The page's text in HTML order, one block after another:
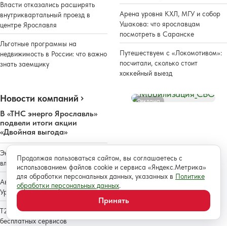
Власти отказались расширять
внутриквартальный проезд в
центре Ярославля
Льготные программы на
недвижимость в России: что важно
знать заемщику
Арена уровня КХЛ, МГУ и собор
Ушакова: что ярославцам
посмотреть в Саранске
Путешествуем с «Локомотивом»:
посчитали, сколько стоит
хоккейный выезд
Новости компаний
В «ТНС энерго Ярославль»
подвели итоги акции
«Двойная выгода»
Эксперты выяснили, как кешбэк
влияет на спрос россиян
Автокредитный портфель Банка
Уралсиб вырос на 23%
Т2 признан лидером по числу
бесплатных сервисов
Реклама
Продолжая пользоваться сайтом, вы соглашаетесь с
использованием файлов cookie и сервиса «Яндекс.Метрика»
для обработки персональных данных, указанных в Политике
обработки персональных данных.
Принять